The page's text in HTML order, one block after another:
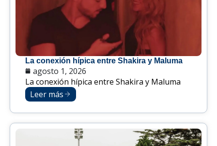
La conexión hípica entre Shakira y Maluma
agosto 1, 2026
La conexión hípica entre Shakira y Maluma
Leer más